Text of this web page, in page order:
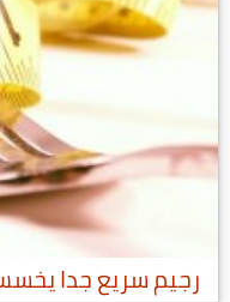
رجيم سريع جدا يخسس 9 كيلو في 7